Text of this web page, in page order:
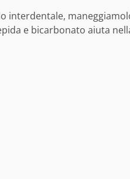
interdentale,
e bicarbonato aiuta